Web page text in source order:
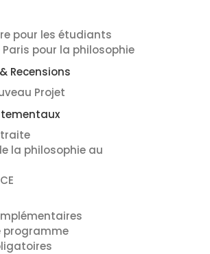
pour les étudiants
pour la philosophie
Recensions
Projet
la philosophie au
programme